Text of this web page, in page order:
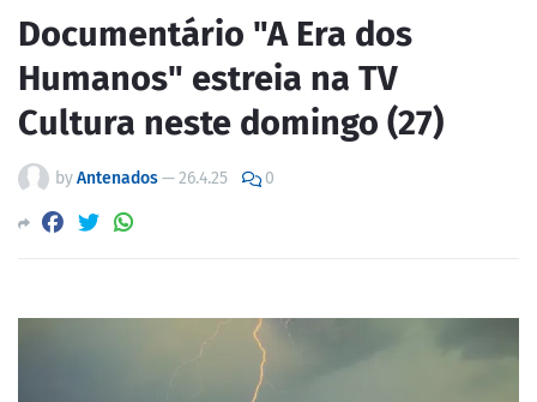
Documentário "A Era dos
Humanos" estreia na TV
Cultura neste domingo (27)
byAntenados—26.4.25 0